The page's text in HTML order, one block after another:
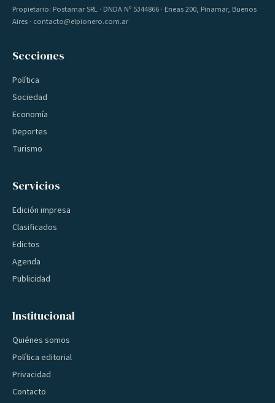
Propietario: Postamar SRL · DNDA Nº 5344866 · Eneas 200, Pinamar, Buenos
Aires · contacto@elpionero.com.ar
Secciones
Política
Sociedad
Economía
Deportes
Turismo
Servicios
Edición impresa
Clasificados
Edictos
Agenda
Publicidad
Institucional
Quiénes somos
Política editorial
Privacidad
Contacto